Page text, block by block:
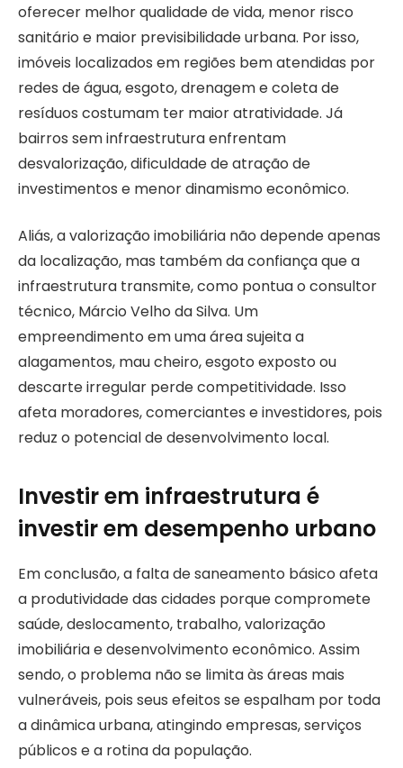
oferecer melhor qualidade de vida, menor risco
sanitário e maior previsibilidade urbana. Por isso,
imóveis localizados em regiões bem atendidas por
redes de água, esgoto, drenagem e coleta de
resíduos costumam ter maior atratividade. Já
bairros sem infraestrutura enfrentam
desvalorização, dificuldade de atração de
investimentos e menor dinamismo econômico.
Aliás, a valorização imobiliária não depende apenas
da localização, mas também da confiança que a
infraestrutura transmite, como pontua o consultor
técnico, Márcio Velho da Silva. Um
empreendimento em uma área sujeita a
alagamentos, mau cheiro, esgoto exposto ou
descarte irregular perde competitividade. Isso
afeta moradores, comerciantes e investidores, pois
reduz o potencial de desenvolvimento local.
Investir em infraestrutura é
investir em desempenho urbano
Em conclusão, a falta de saneamento básico afeta
a produtividade das cidades porque compromete
saúde, deslocamento, trabalho, valorização
imobiliária e desenvolvimento econômico. Assim
sendo, o problema não se limita às áreas mais
vulneráveis, pois seus efeitos se espalham por toda
a dinâmica urbana, atingindo empresas, serviços
públicos e a rotina da população.